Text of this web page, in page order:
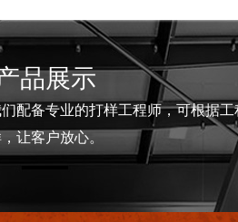
品展示
配备专业的打样工程师，可根据工
让客户放心。